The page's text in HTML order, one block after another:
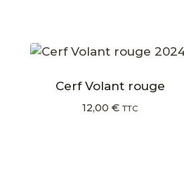
Cerf Volant rouge
12,00 € TTC